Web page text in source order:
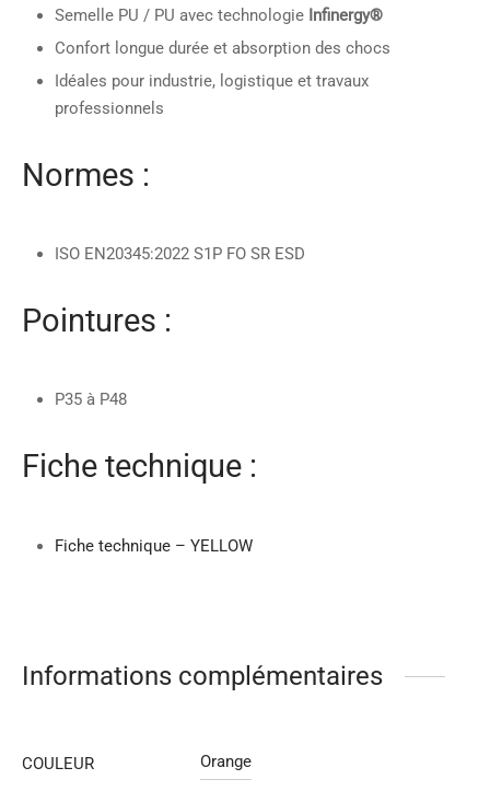
Semelle PU / PU avec technologie Infinergy®
Confort longue durée et absorption des chocs
Idéales pour industrie, logistique et travaux
professionnels
Normes :
ISO EN20345:2022 S1P FO SR ESD
Pointures :
P35 à P48
Fiche technique :
Fiche technique – YELLOW
Informations complémentaires
COULEUR Orange